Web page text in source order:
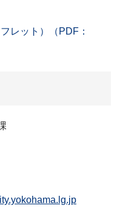
レット）（PDF：